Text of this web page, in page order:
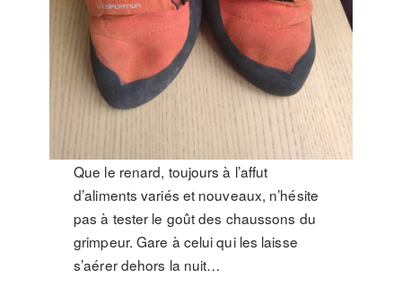
Que le renard, toujours à l’affut
d’aliments variés et nouveaux, n’hésite
pas à tester le goût des chaussons du
grimpeur. Gare à celui qui les laisse
s’aérer dehors la nuit…